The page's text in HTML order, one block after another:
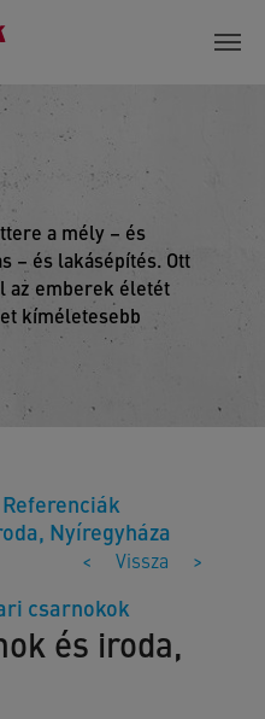
a mély – és
– és lakásépítés. Ott
az emberek életét
kíméletesebb
Referenciák
Nyíregyháza
< Vissza >
csarnokok
és iroda,